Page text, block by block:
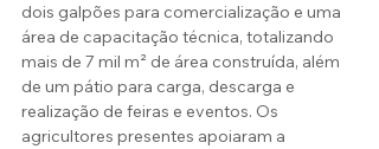
dois galpões para comercialização e uma
área de capacitação técnica, totalizando
mais de 7 mil m² de área construída, além
de um pátio para carga, descarga e
realização de feiras e eventos. Os
agricultores presentes apoiaram a